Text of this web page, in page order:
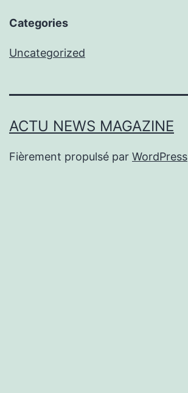
Categories
Uncategorized
ACTU NEWS MAGAZINE
Fièrement propulsé par WordPress